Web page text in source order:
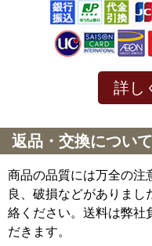
詳し
返品・交換について
商品の品質には万全の注
良、破損などがありまし
絡ください。送料は弊社
だきます。